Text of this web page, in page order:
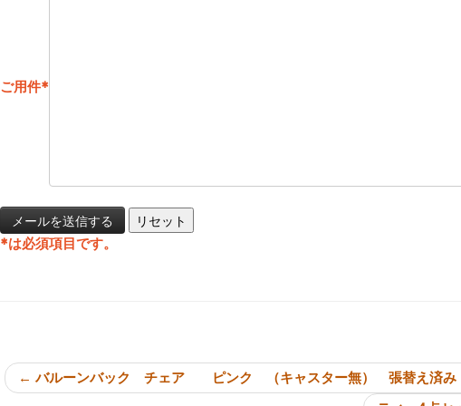
ご用件*
*は必須項目です。
← バルーンバック チェア ピンク （キャスター無） 張替え済